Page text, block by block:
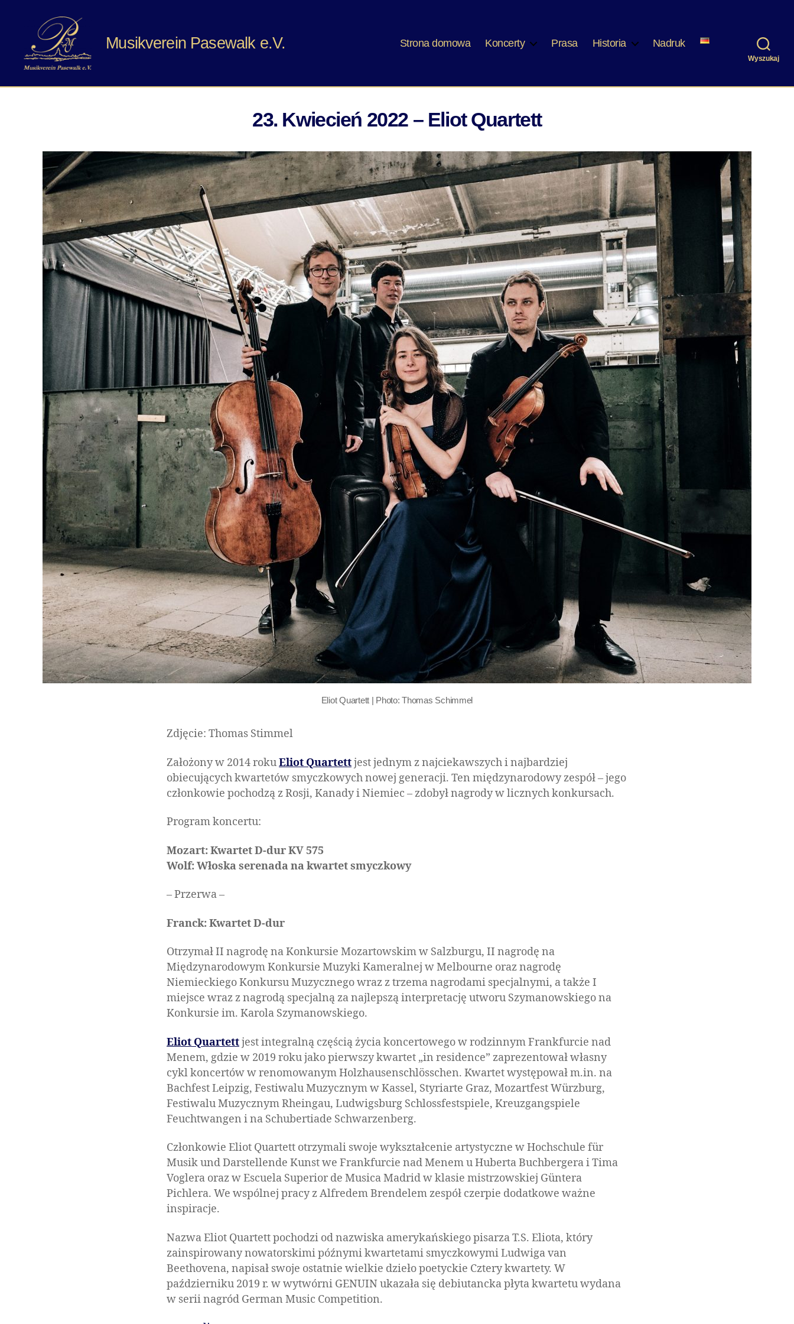
Pasewalk
Musikverein Pasewalk e.V. Strona domowa Koncerty Prasa Historia Nadruk
Wyszukaj
23. Kwiecień 2022 – Eliot Quartett
Eliot Quartett | Photo: Thomas Schimmel
Zdjęcie: Thomas Stimmel
Założony w 2014 rokuEliot Quartettjest jednym z najciekawszych i najbardziej
obiecujących kwartetów smyczkowych nowej generacji. Ten międzynarodowy zespół – jego
członkowie pochodzą z Rosji, Kanady i Niemiec – zdobył nagrody w licznych konkursach.
Program koncertu:
Mozart: Kwartet D-dur KV 575
Wolf: Włoska serenada na kwartet smyczkowy
– Przerwa –
Franck: Kwartet D-dur
Otrzymał II nagrodę na Konkursie Mozartowskim w Salzburgu, II nagrodę na
Międzynarodowym Konkursie Muzyki Kameralnej w Melbourne oraz nagrodę
Niemieckiego Konkursu Muzycznego wraz z trzema nagrodami specjalnymi, a także I
miejsce wraz z nagrodą specjalną za najlepszą interpretację utworu Szymanowskiego na
Konkursie im. Karola Szymanowskiego.
Eliot Quartettjest integralną częścią życia koncertowego w rodzinnym Frankfurcie nad
Menem, gdzie w 2019 roku jako pierwszy kwartet „in residence” zaprezentował własny
cykl koncertów w renomowanym Holzhausenschlösschen. Kwartet występował m.in. na
Bachfest Leipzig, Festiwalu Muzycznym w Kassel, Styriarte Graz, Mozartfest Würzburg,
Festiwalu Muzycznym Rheingau, Ludwigsburg Schlossfestspiele, Kreuzgangspiele
Feuchtwangen i na Schubertiade Schwarzenberg.
Członkowie Eliot Quartett otrzymali swoje wykształcenie artystyczne w Hochschule für
Musik und Darstellende Kunst we Frankfurcie nad Menem u Huberta Buchbergera i Tima
Voglera oraz w Escuela Superior de Musica Madrid w klasie mistrzowskiej Güntera
Pichlera. We wspólnej pracy z Alfredem Brendelem zespół czerpie dodatkowe ważne
inspiracje.
Nazwa Eliot Quartett pochodzi od nazwiska amerykańskiego pisarza T.S. Eliota, który
zainspirowany nowatorskimi późnymi kwartetami smyczkowymi Ludwiga van
Beethovena, napisał swoje ostatnie wielkie dzieło poetyckie Cztery kwartety. W
październiku 2019 r. w wytwórni GENUIN ukazała się debiutancka płyta kwartetu wydana
w serii nagród German Music Competition.